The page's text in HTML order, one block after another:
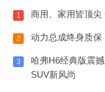
1 商用、家用皆顶尖
2 动力总成终身质
3
哈弗H6经典版震
SUV新风尚